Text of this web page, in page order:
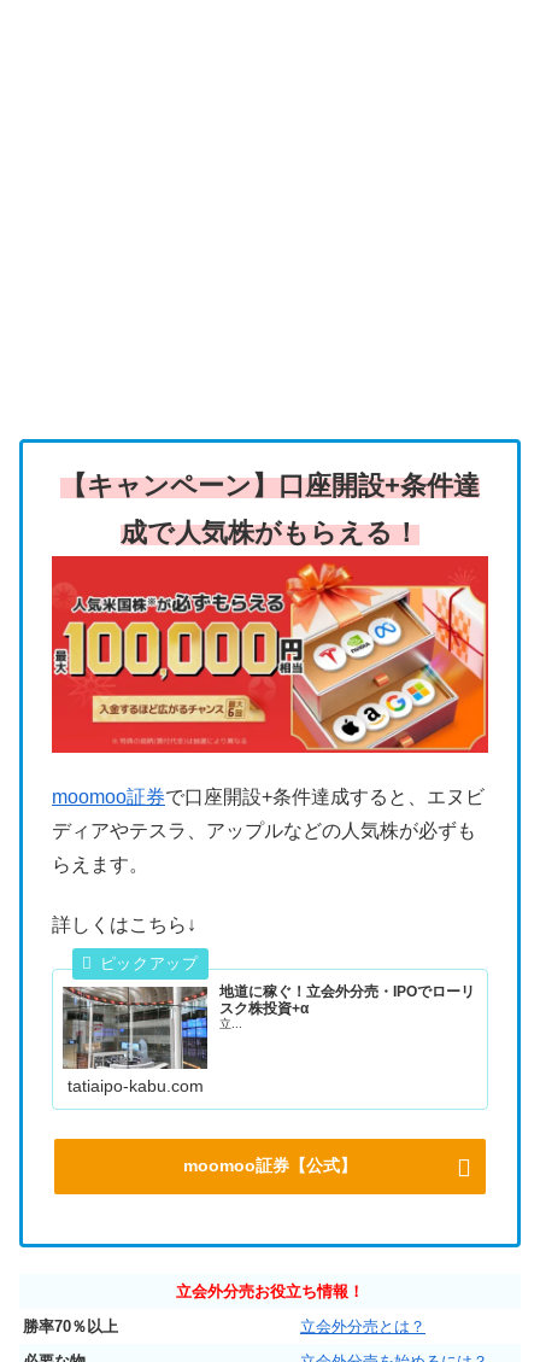
【キャンペーン】口座開設+条件達
成で人気株がもらえる！
moomoo証券で口座開設+条件達成すると、エヌビ
ディアやテスラ、アップルなどの人気株が必ずも
らえます。
詳しくはこちら↓
地道に稼ぐ！立会外分売・IPOでローリ
スク株投資+α
立...
tatiaipo-kabu.com
moomoo証券【公式】
立会外分売お役立ち情報！
勝率70％以上
立会外分売とは？